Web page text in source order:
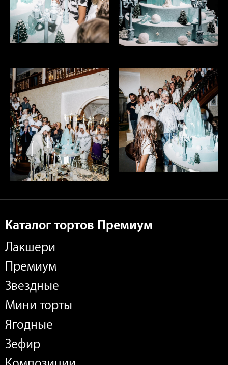
Каталог тортов Премиум
Лакшери
Премиум
Звездные
Мини торты
Ягодные
Зефир